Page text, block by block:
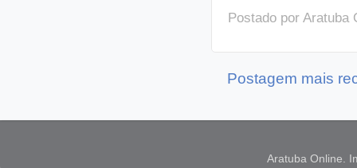
Postado por Aratuba
Postagem mais
Aratuba Online.